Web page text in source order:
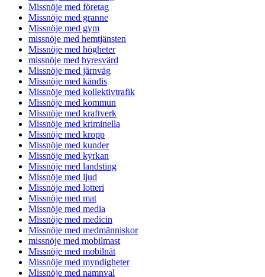
Missnöje med företag
Missnöje med granne
Missnöje med gym
missnöje med hemtjänsten
Missnöje med högheter
missnöje med hyresvärd
Missnöje med järnväg
Missnöje med kändis
Missnöje med kollektivtrafik
Missnöje med kommun
Missnöje med kraftverk
Missnöje med kriminella
Missnöje med kropp
Missnöje med kunder
Missnöje med kyrkan
Missnöje med landsting
Missnöje med ljud
Missnöje med lotteri
Missnöje med mat
Missnöje med media
Missnöje med medicin
Missnöje med medmänniskor
missnöje med mobilmast
Missnöje med mobilnät
Missnöje med myndigheter
Missnöje med namnval